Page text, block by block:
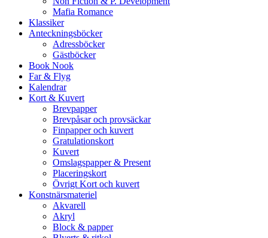
Mafia Romance
Klassiker
Anteckningsböcker
Adressböcker
Gästböcker
Book Nook
Far & Flyg
Kalendrar
Kort & Kuvert
Brevpapper
Brevpåsar och provsäckar
Finpapper och kuvert
Gratulationskort
Kuvert
Omslagspapper & Present
Placeringskort
Övrigt Kort och kuvert
Konstnärsmateriel
Akvarell
Akryl
Block & papper